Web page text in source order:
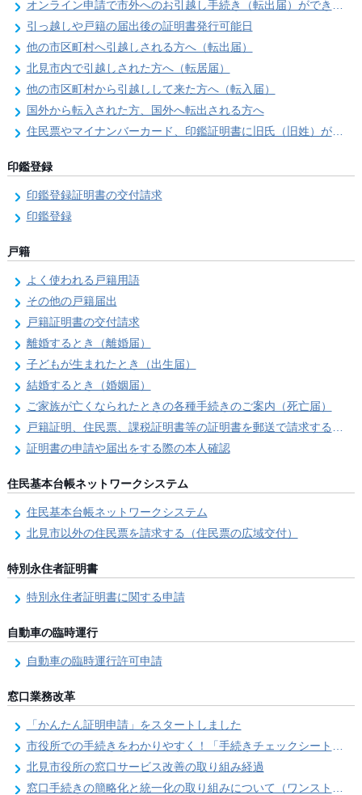
オンライン申請で市外へのお引越し手続き（転出届）ができます
引っ越しや戸籍の届出後の証明書発行可能日
他の市区町村へ引越しされる方へ（転出届）
北見市内で引越しされた方へ（転居届）
他の市区町村から引越しして来た方へ（転入届）
国外から転入された方、国外へ転出される方へ
住民票やマイナンバーカード、印鑑証明書に旧氏（旧姓）が併記できるようになりました！
印鑑登録
印鑑登録証明書の交付請求
印鑑登録
戸籍
よく使われる戸籍用語
その他の戸籍届出
戸籍証明書の交付請求
離婚するとき（離婚届）
子どもが生まれたとき（出生届）
結婚するとき（婚姻届）
ご家族が亡くなられたときの各種手続きのご案内（死亡届）
戸籍証明、住民票、課税証明書等の証明書を郵送で請求する際の本人確認
証明書の申請や届出をする際の本人確認
住民基本台帳ネットワークシステム
住民基本台帳ネットワークシステム
北見市以外の住民票を請求する（住民票の広域交付）
特別永住者証明書
特別永住者証明書に関する申請
自動車の臨時運行
自動車の臨時運行許可申請
窓口業務改革
「かんたん証明申請」をスタートしました
市役所での手続きをわかりやすく！「手続きチェックシート」を導入しました
北見市役所の窓口サービス改善の取り組み経過
窓口手続きの簡略化と統一化の取り組みについて（ワンストップサービス推進事業）